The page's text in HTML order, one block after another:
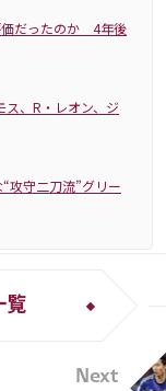
価だったのか 4年後
、R・レオン、ジ
攻守二刀流”グリー
覧
Next